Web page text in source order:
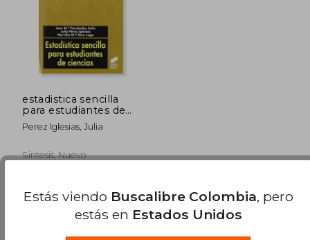
estadistica sencilla
para estudiantes de
ciencias
Perez Iglesias, Julia
Sintesis, Nuevo
Estás viendo Buscalibre Colombia, pero
estás en Estados Unidos